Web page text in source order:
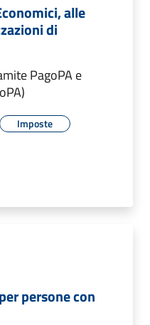
alle
di
PagoPA e
Imposte
persone con